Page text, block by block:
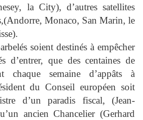
la City), d’autres satellites
Monaco, San Marin, le
soient destinés à empêcher
d’entrer, que des centaines de
chaque semaine d’appâts à
du Conseil européen soit
d’un paradis fiscal, (Jean-
ancien Chancelier (Gerhard